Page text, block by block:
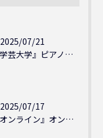
2025/07/21
『学芸大学』ピアノを弾ける喜び - シェリー・アーツ音楽教室...
2025/07/17
『オンライン』オンラインの会員様大募集中！シェリー・アーツ音...